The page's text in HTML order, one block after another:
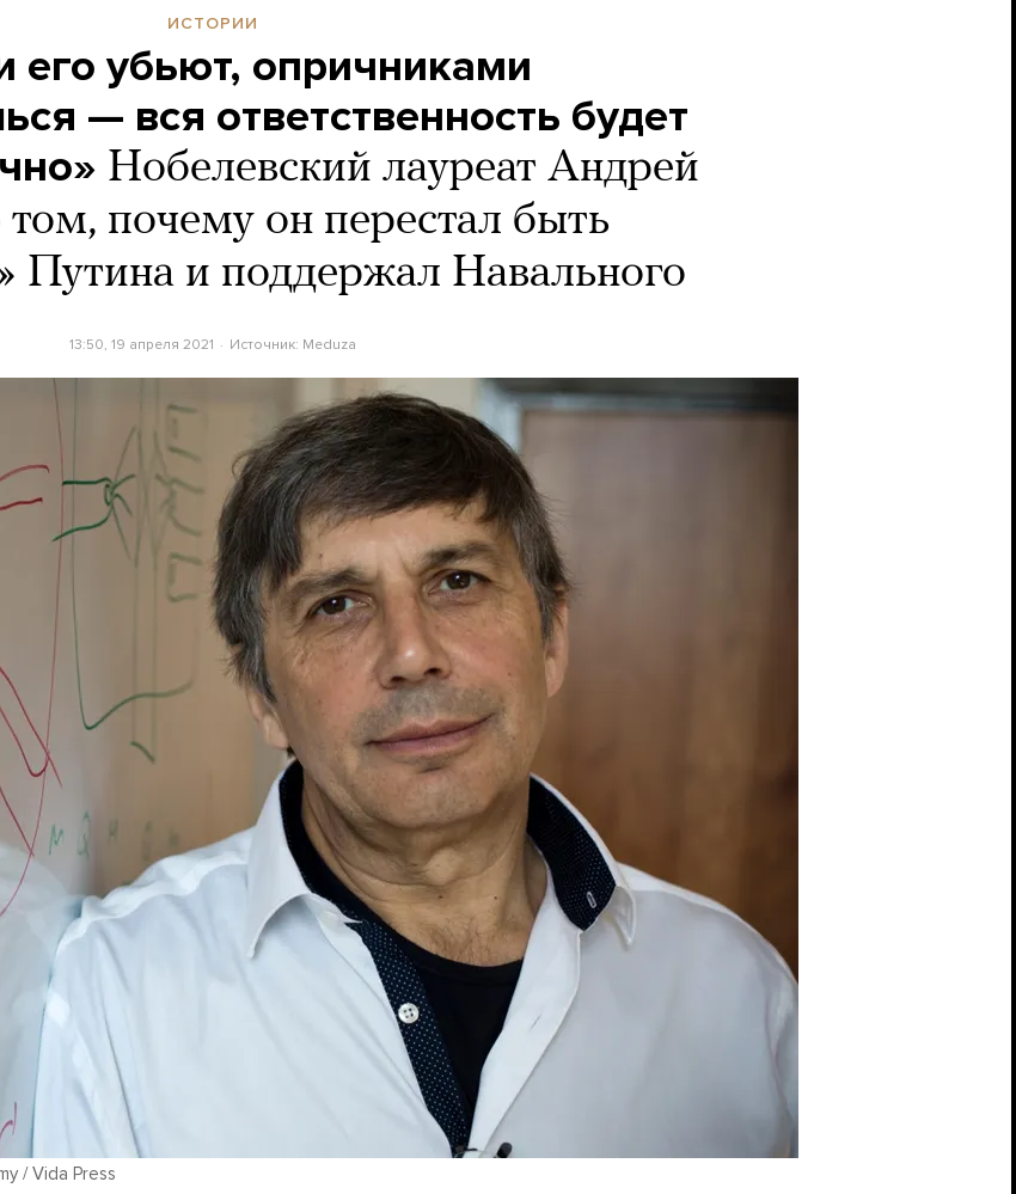
ИСТОРИИ
его убьют, опричниками
— вся ответственность будет
Нобелевский лауреат Андрей
почему он перестал быть
Путина и поддержал Навального
13:50, 19 апреля 2021 Источник: Meduza
/ Vida Press